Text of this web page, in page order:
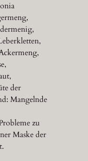
der
Mangelnde
zu
Maske der